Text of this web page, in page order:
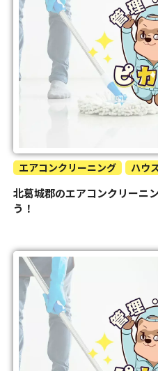
エアコンクリーニング ハウ
北葛城郡のエアコンクリーニ
う！